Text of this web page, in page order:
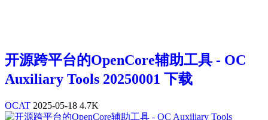
开源跨平台的OpenCore辅助工具 - OC
Auxiliary Tools 20250001 下载
OCAT 2025-05-18 4.7K